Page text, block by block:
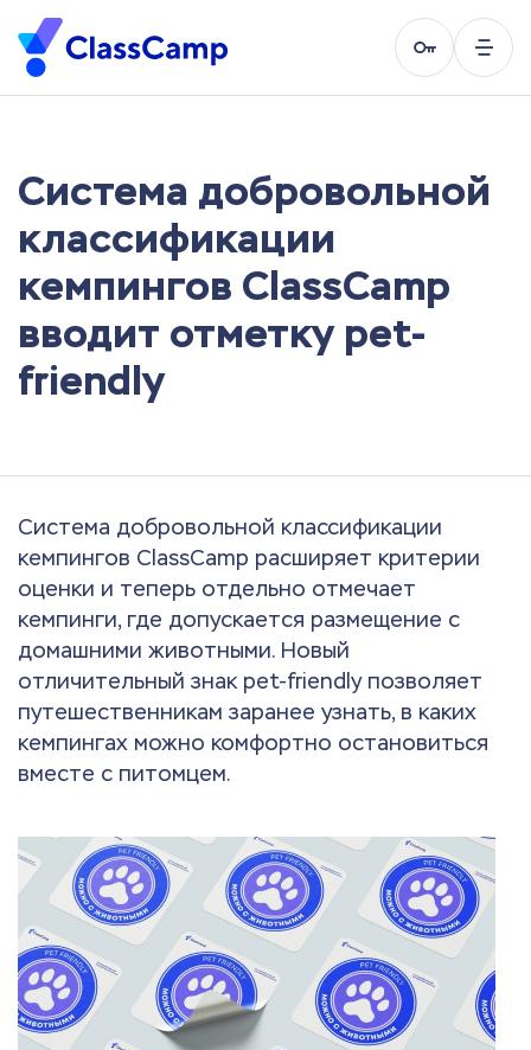
Система добровольной
классификации
кемпингов ClassCamp
вводит отметку pet-
friendly
Система добровольной классификации
кемпингов ClassCamp расширяет критерии
оценки и теперь отдельно отмечает
кемпинги, где допускается размещение с
домашними животными. Новый
отличительный знак pet-friendly позволяет
путешественникам заранее узнать, в каких
кемпингах можно комфортно остановиться
вместе с питомцем.